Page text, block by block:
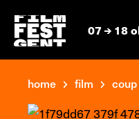
07 18
home film coup